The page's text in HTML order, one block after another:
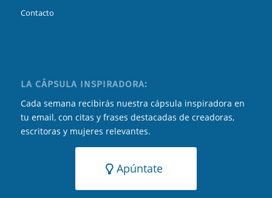
Contacto
LA CÁPSULA INSPIRADORA:
Cada semana recibirás nuestra cápsula inspiradora en
tu email, con citas y frases destacadas de creadoras,
escritoras y mujeres relevantes.
Apúntate